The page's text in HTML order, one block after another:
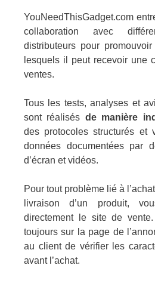
YouNeedThisGadget.com
collaboration avec
distributeurs pour
lesquels il peut recevoir une
ventes.
Tous les tests, analyses et
sont réalisés de manière
des protocoles structurés et
données documentées par
d’écran et vidéos.
Pour tout problème lié à
livraison d’un produit,
directement le site de
toujours sur la page de
au client de vérifier les
avant l’achat.